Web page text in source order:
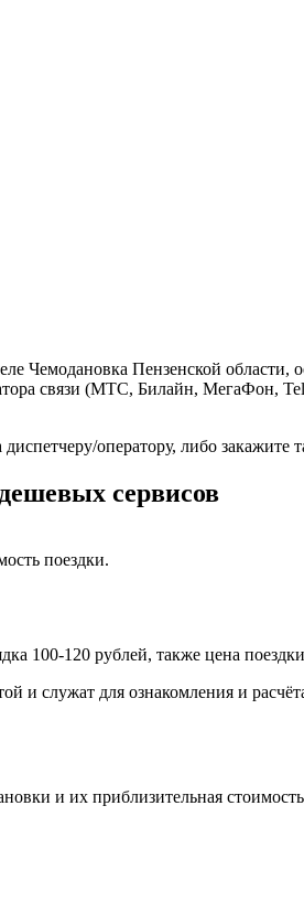
Чемодановка Пензенской
связи (МТС, Билайн, МегаФон,
оператору, либо
сервисов
поездки.
100-120 рублей, также цена
и служат для ознакомления и
и их приблизительная